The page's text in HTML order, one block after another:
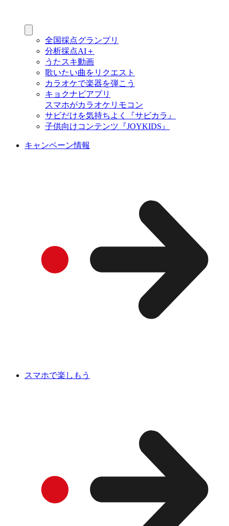
全国採点グランプリ
分析採点AI＋
うたスキ動画
歌いたい曲をリクエスト
カラオケで楽器を弾こう
キョクナビアプリ
スマホがカラオケリモコン
サビだけを気持ちよく『サビカラ』
子供向けコンテンツ『JOYKIDS』
キャンペーン情報
スマホで楽しもう